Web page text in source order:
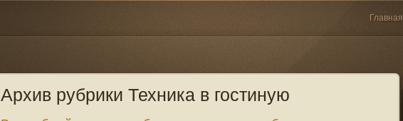
Главная
Архив рубрики Техника в гостиную